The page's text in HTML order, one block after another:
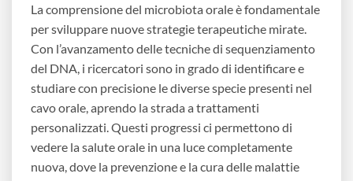
La comprensione del microbiota orale è fondamentale
per sviluppare nuove strategie terapeutiche mirate.
Con l’avanzamento delle tecniche di sequenziamento
del DNA, i ricercatori sono in grado di identificare e
studiare con precisione le diverse specie presenti nel
cavo orale, aprendo la strada a trattamenti
personalizzati. Questi progressi ci permettono di
vedere la salute orale in una luce completamente
nuova, dove la prevenzione e la cura delle malattie